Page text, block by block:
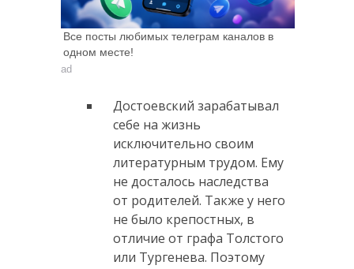
Все посты любимых телеграм каналов в
одном месте!
ad
Достоевский зарабатывал
себе на жизнь
исключительно своим
литературным трудом. Ему
не досталось наследства
от родителей. Также у него
не было крепостных, в
отличие от графа Толстого
или Тургенева. Поэтому